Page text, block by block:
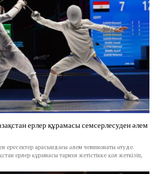
ерлер құрамасы семсерлесуден әлем
ересектер арасындағы әлем чемпионаты өтуде.
ерлер құрамасы тарихи жетістікке қол жеткізіп,